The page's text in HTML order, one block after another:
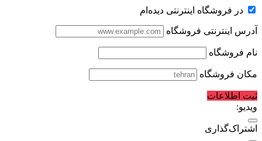
در فروشگاه اینترنتی دیده‌ام
آدرس اینترنتی فروشگاه
نام فروشگاه
مکان فروشگاه
ثبت اطلاعات
ویدیو:
اشتراک‌گذاری